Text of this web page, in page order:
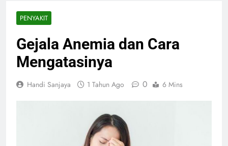
PENYAKIT
Gejala Anemia dan Cara
Mengatasinya
Handi Sanjaya 1 Tahun Ago 0 6 Mins